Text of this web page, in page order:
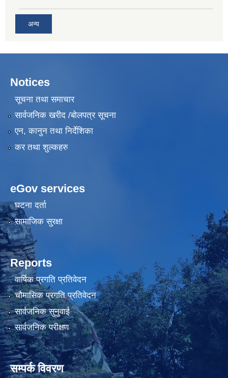
अन्य
Notices
सूचना तथा समाचार
सार्वजनिक खरीद /बोलपत्र सूचना
एन, कानुन तथा निर्देशिका
कर तथा शुल्कहरु
eGov services
घटना दर्ता
सामाजिक सुरक्षा
Reports
वार्षिक प्रगति प्रतिवेदन
चौमासिक प्रगति प्रतिवेदन
सार्वजनिक सुनुवाई
सार्वजनिक परीक्षण
सम्पर्क विवरण